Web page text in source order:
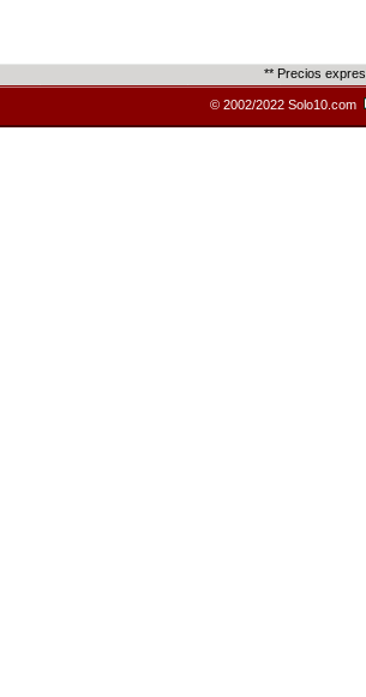
** Precios
© 2002/2022 Solo10.com